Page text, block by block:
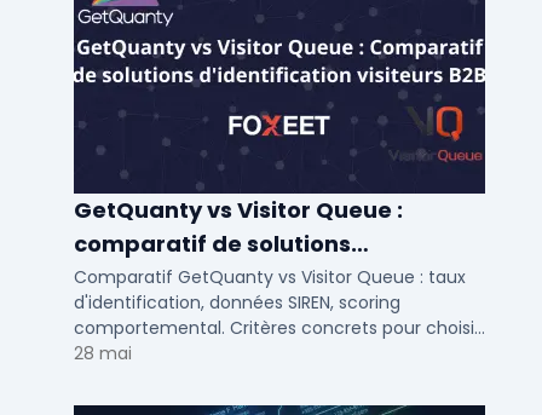
GetQuanty vs Visitor Queue :
comparatif de solutions
d'identification visiteurs B2B
Comparatif GetQuanty vs Visitor Queue : taux
d'identification, données SIREN, scoring
comportemental. Critères concrets pour choisir
votre solution de lead generation B2B en PME et
28 mai